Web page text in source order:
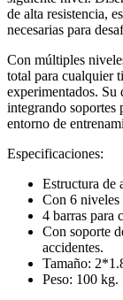
de alta resistencia,
necesarias para
Con múltiples
total para cualquier
experimentados. Su
integrando soportes
entorno de
Especificaciones:
Estructura de
Con 6 niveles
4 barras para
Con soporte
accidentes.
Tamaño:
Peso: 100 kg.